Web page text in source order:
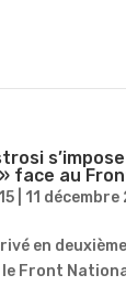
face au
| 11 décembre
en
Front